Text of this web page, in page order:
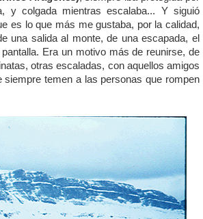
y colgada mientras escalaba... Y siguió
es lo que más me gustaba, por la calidad,
una salida al monte, de una escapada, el
Era un motivo más de reunirse, de
otras escaladas, con aquellos amigos
temen a las personas que rompen